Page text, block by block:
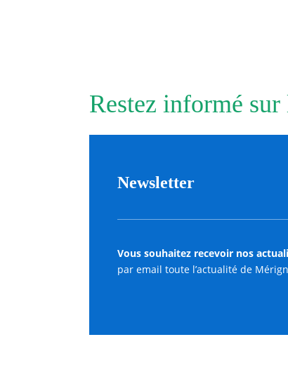
Restez informé
Newsletter
Vous souhaitez recevoir nos
par email toute l’actualité de